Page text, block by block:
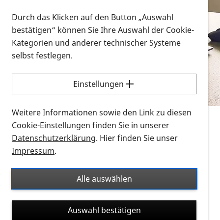
Vorlesen
Alle Infomaterialien in verschiedenen
Formaten an einem Ort
Sie möchten wissen, wie Sie nach Infonmaterial
suchen und dieses bestellen bzw. herunterladen
können? Schauen Sie sich dieErklärvideos zum
Thema Infomaterial auf der PRO RETINA-Website
für blinde und sehbehinderte Menschen an.
Auf dieser Seite finden Sie sämtliches Infomaterial
Ort. Nutzen Sie den Formatfilter, um ausschließlich
nach Flyern und Broschüren, Audios oder Videos zu
suchen. Die meisten Flyer und Broschüren werden in
verschiedenen Formaten angeboten: zur
Durch das Klicken auf den Button „Auswahl
bestätigen“ können Sie Ihre Auswahl der Cookie-
Kategorien und anderer technischer Systeme
selbst festlegen.
Einstellungen
Weitere Informationen sowie den Link zu diesen
Cookie-Einstellungen finden Sie in unserer
Datenschutzerklärung. Hier finden Sie unser
Impressum.
Alle auswählen
Auswahl bestätigen